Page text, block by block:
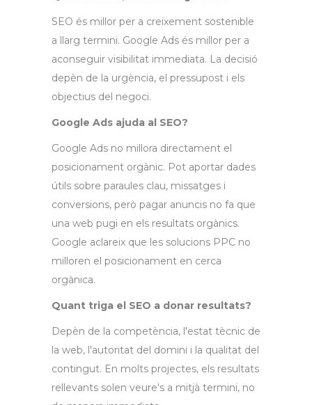
SEO és millor per a creixement sostenible
a llarg termini. Google Ads és millor per a
aconseguir visibilitat immediata. La decisió
depèn de la urgència, el pressupost i els
objectius del negoci.
Google Ads ajuda al SEO?
Google Ads no millora directament el
posicionament orgànic. Pot aportar dades
útils sobre paraules clau, missatges i
conversions, però pagar anuncis no fa que
una web pugi en els resultats orgànics.
Google aclareix que les solucions PPC no
milloren el posicionament en cerca
orgànica.
Quant triga el SEO a donar resultats?
Depèn de la competència, l'estat tècnic de
la web, l'autoritat del domini i la qualitat del
contingut. En molts projectes, els resultats
rellevants solen veure's a mitjà termini, no